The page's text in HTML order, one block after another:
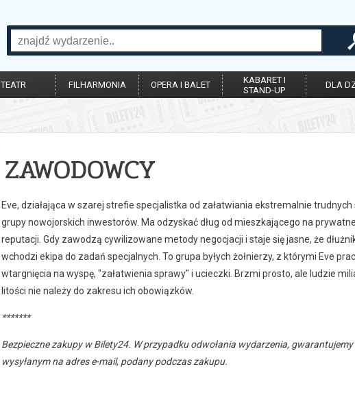
TEATR FILHARMONIA OPERA I BALET
KABARET I
STAND-UP
DLA
ZAWODOWCY
Eve, działająca w szarej strefie specjalistka od załatwiania ekstremalnie
grupy nowojorskich inwestorów. Ma odzyskać dług od mieszkającego na
reputacji. Gdy zawodzą cywilizowane metody negocjacji i staje się jasne, że
wchodzi ekipa do zadań specjalnych. To grupa byłych żołnierzy, z którymi Eve
wtargnięcia na wyspę, "załatwienia sprawy" i ucieczki. Brzmi prosto, ale ludzie
litości nie należy do zakresu ich obowiązków.
*******
Bezpieczne zakupy w Bilety24. W przypadku odwołania wydarzenia,
wysyłanym na adres e-mail, podany podczas zakupu.